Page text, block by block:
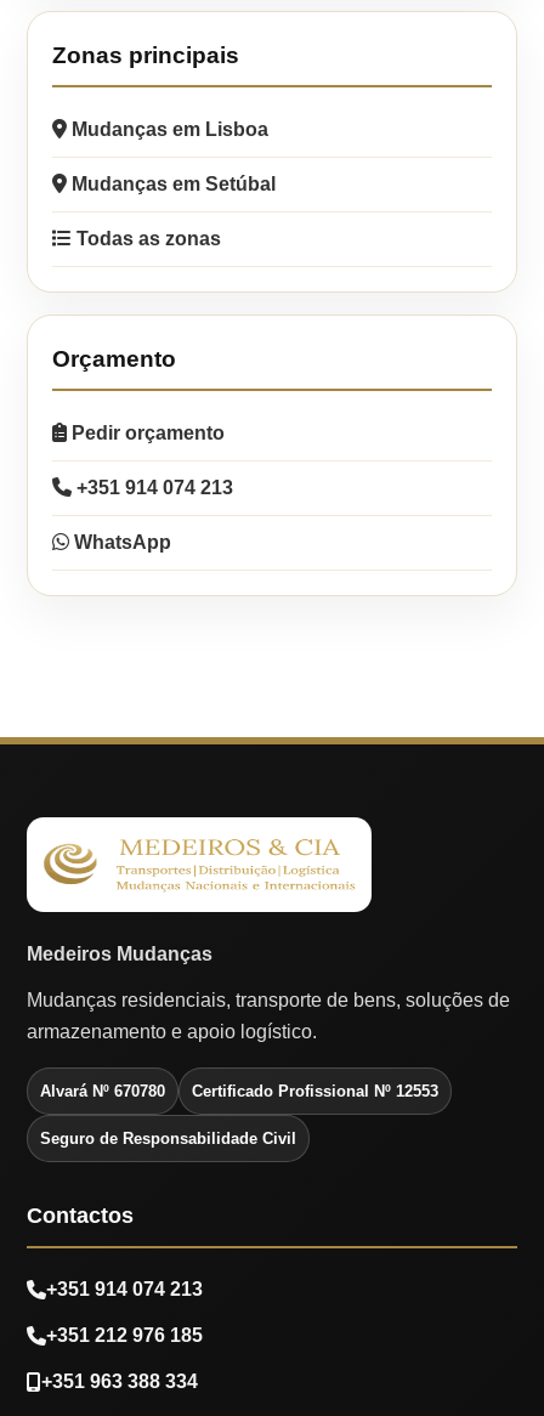
Zonas principais
Mudanças em Lisboa
Mudanças em Setúbal
Todas as zonas
Orçamento
Pedir orçamento
+351 914 074 213
WhatsApp
Medeiros Mudanças
Mudanças residenciais, transporte de bens, soluções de
armazenamento e apoio logístico.
Alvará Nº 670780 Certificado Profissional Nº 12553
Seguro de Responsabilidade Civil
Contactos
+351 914 074 213
+351 212 976 185
+351 963 388 334